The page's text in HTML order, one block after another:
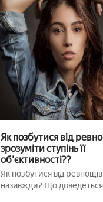
Як позбутися від
зрозуміти ступінь її
об'єктивності??
Як позбутися від ревнощів
назавжди? Що доведеться